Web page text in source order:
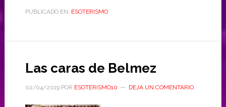
PUBLICADO EN: ESOTERISMO
Las caras de Belmez
02/04/2019POR ESOTERISMO10 DEJA UN COMENTARIO